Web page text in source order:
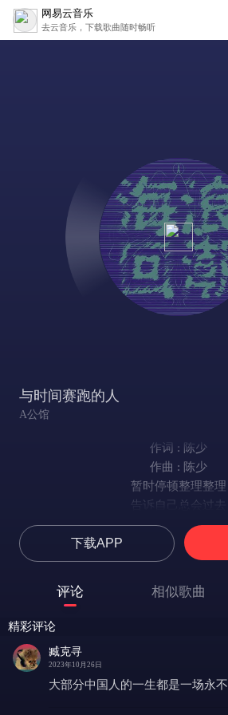
网易云音乐
去云音乐，下载歌曲随时畅听
与时间赛跑的人
A公馆
作词 : 陈少
作曲 : 陈少
暂时停顿整理整理
告诉自己总会过去
别伤心失意
别伤心失意
你会跳上那飞驰的
即使会有沉重无奈不堪
时间在跑不知去向哪
下载APP
评论 相似歌曲
精彩评论
臧克寻
2023年10月26日
大部分中国人的一生都是一场永